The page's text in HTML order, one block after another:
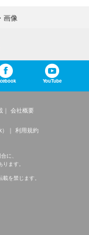
画像
YouTube
会社概要
利用規約
に、
ます。
を禁じます。